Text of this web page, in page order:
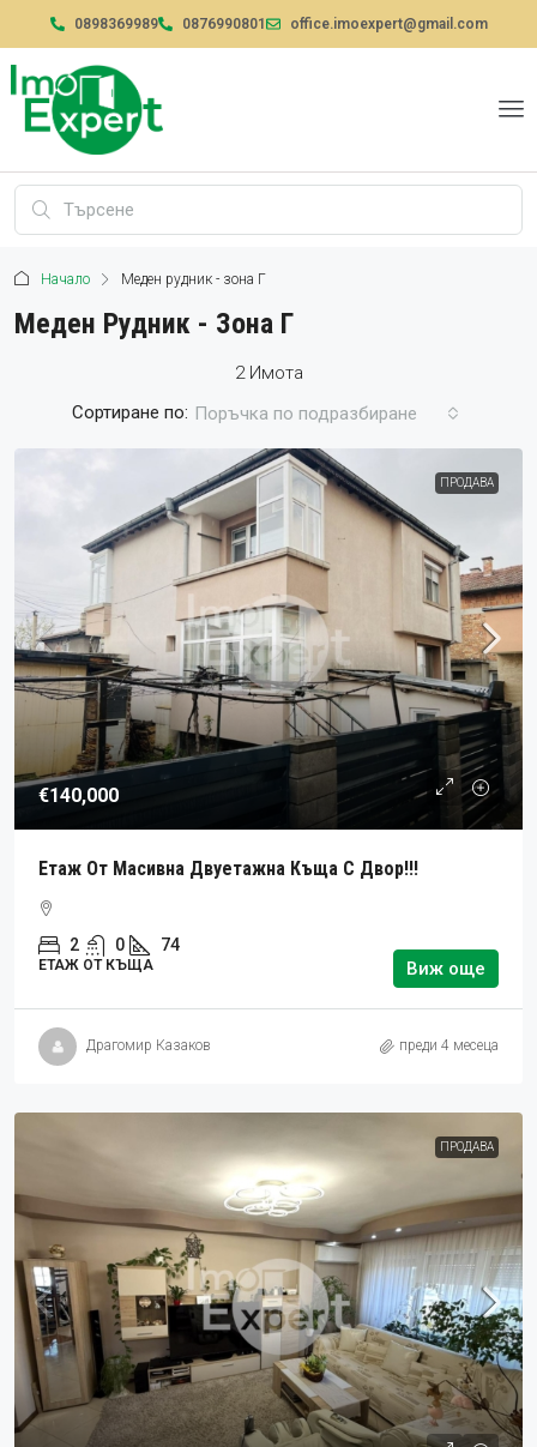
0898369989 0876990801 office.imoexpert@gmail.com
Начало Меден рудник - зона Г
Меден Рудник - Зона Г
2 Имотa
Сортиране по: Поръчка по подразбиране
ПРОДАВА
€140,000
Етаж От Масивна Двуетажна Къща С Двор!!!
2 0 74
ЕТАЖ ОТ КЪЩА Виж още
Драгомир Казаков преди 4 месеца
ПРОДАВА